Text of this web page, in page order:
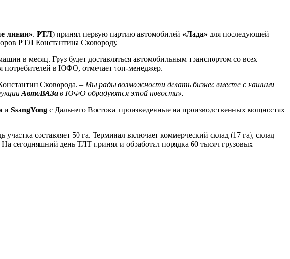
линии», РТЛ) принял первую партию автомобилей «Лада» для последующей
РТЛ Константина Сковороду.
в месяц. Груз будет доставляться автомобильным транспортом со всех
потребителей в ЮФО, отмечает топ-менеджер.
Сковорода. – Мы рады возможности делать бизнес вместе с нашими
АвтоВАЗа в ЮФО обрадуются этой новости».
и SsangYong с Дальнего Востока, произведенные на производственных мощностях
участка составляет 50 га. Терминал включает коммерческий склад (17 га), склад
сегодняшний день ТЛТ принял и обработал порядка 60 тысяч грузовых